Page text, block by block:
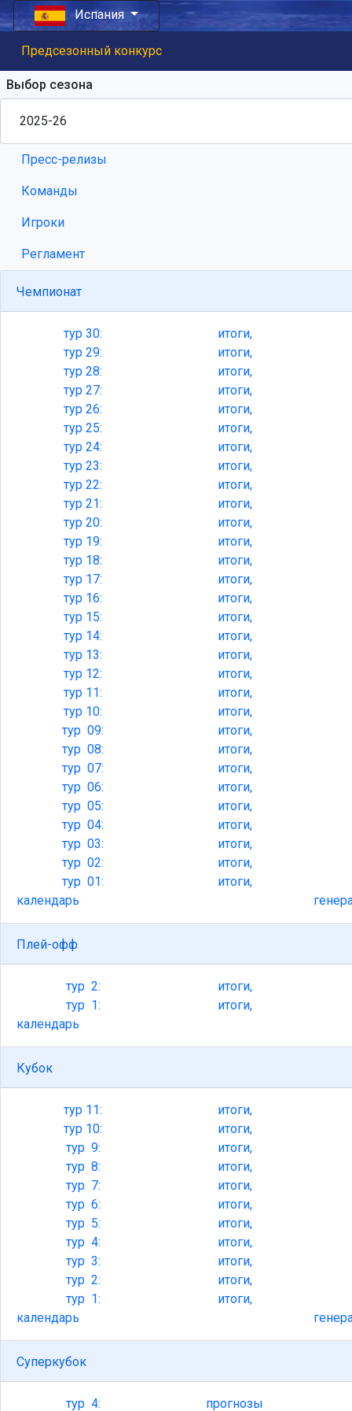
Испания
Предсезонный конкурс
Выбор сезона
Пресс-релизы
Команды
Игроки
Регламент
Чемпионат
тур 30:
итоги,
тур 29:
итоги,
тур 28:
итоги,
тур 27:
итоги,
тур 26:
итоги,
тур 25:
итоги,
тур 24:
итоги,
тур 23:
итоги,
тур 22:
итоги,
тур 21:
итоги,
тур 20:
итоги,
тур 19:
итоги,
тур 18:
итоги,
тур 17:
итоги,
тур 16:
итоги,
тур 15:
итоги,
тур 14:
итоги,
тур 13:
итоги,
тур 12:
итоги,
тур 11:
итоги,
тур 10:
итоги,
тур 09:
итоги,
тур 08:
итоги,
тур 07:
итоги,
тур 06:
итоги,
тур 05:
итоги,
тур 04:
итоги,
тур 03:
итоги,
тур 02:
итоги,
тур 01:
итоги,
календарь
Плей-офф
тур2:
итоги,
тур1:
итоги,
календарь
Кубок
тур 11:
итоги,
тур 10:
итоги,
тур9:
итоги,
тур8:
итоги,
тур7:
итоги,
тур6:
итоги,
тур5:
итоги,
тур4:
итоги,
тур3:
итоги,
тур2:
итоги,
тур1:
итоги,
календарь
Суперкубок
тур4: прогнозы